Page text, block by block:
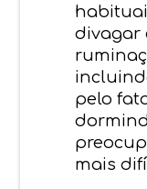
divagar
pelo
mais